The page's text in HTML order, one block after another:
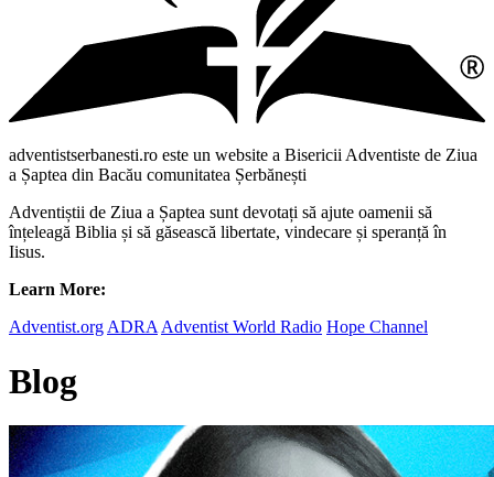
adventistserbanesti.ro este un website a Bisericii Adventiste de Ziua
a Șaptea din Bacău comunitatea Șerbănești
Adventiștii de Ziua a Șaptea sunt devotați să ajute oamenii să
înțeleagă Biblia și să găsească libertate, vindecare și speranță în
Iisus.
Learn More:
Adventist.org ADRA Adventist World Radio Hope Channel
Blog